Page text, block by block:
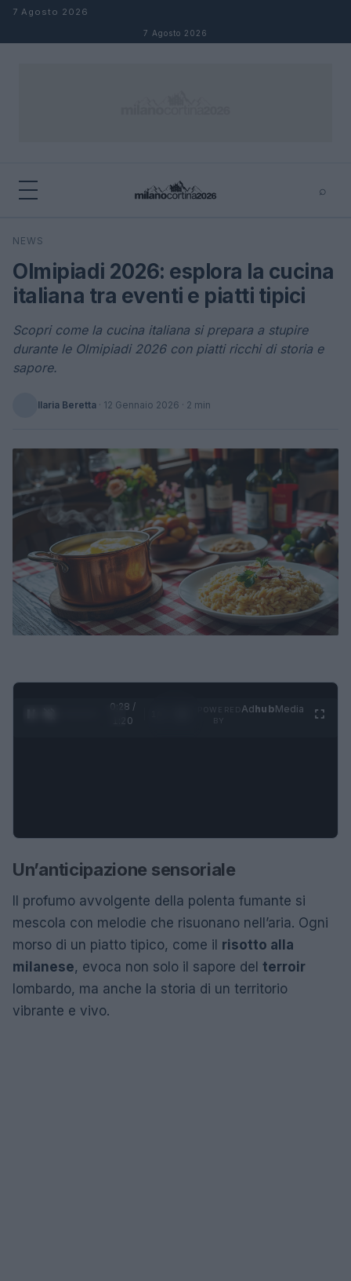
Salta al contenuto
7 Agosto 2026
7 Agosto 2026
⌕
Cerca
NEWS
Olmipiadi 2026: esplora la cucina
italiana tra eventi e piatti tipici
Scopri come la cucina italiana si prepara a stupire
durante le Olmipiadi 2026 con piatti ricchi di storia e
sapore.
Ilaria Beretta · 12 Gennaio 2026 · 2 min
0:28 /
1:20
AdhubMedia
Un’anticipazione sensoriale
Il profumo avvolgente della polenta fumante si
mescola con melodie che risuonano nell’aria. Ogni
morso di un piatto tipico, come il risotto alla
milanese, evoca non solo il sapore del terroir
lombardo, ma anche la storia di un territorio
vibrante e vivo.